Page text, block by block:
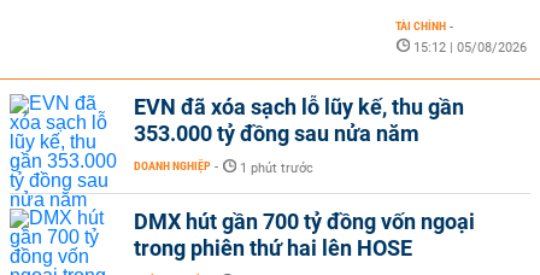
TÀI CHÍNH -
15:12 | 05/08/2026
EVN đã xóa sạch lỗ lũy kế, thu gần
353.000 tỷ đồng sau nửa năm
DOANH NGHIỆP - 1 phút trước
DMX hút gần 700 tỷ đồng vốn ngoại
trong phiên thứ hai lên HOSE